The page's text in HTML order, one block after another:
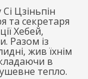
Цзіньпін
та секретаря
Хебей,
Разом із
жив їхнім
в
тепло.